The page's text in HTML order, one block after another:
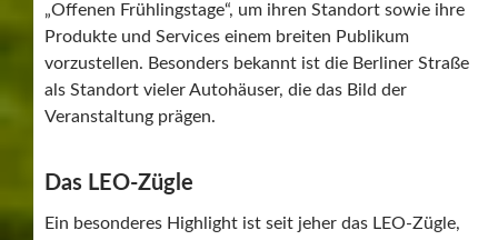
„Offenen Frühlingstage“, um ihren Standort sowie ihre
Produkte und Services einem breiten Publikum
vorzustellen. Besonders bekannt ist die Berliner Straße
als Standort vieler Autohäuser, die das Bild der
Veranstaltung prägen.
Das LEO-Zügle
Ein besonderes Highlight ist seit jeher das LEO-Zügle,